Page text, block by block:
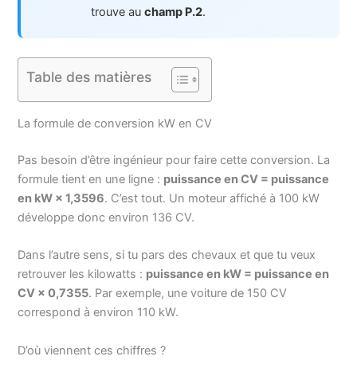
trouve auchamp P.2.
Table des matières
La formule de conversion kW en CV
Pas besoin d’être ingénieur pour faire cette conversion. La
formule tient en une ligne : puissance en CV = puissance
en kW × 1,3596. C’est tout. Un moteur affiché à 100 kW
développe donc environ 136 CV.
Dans l’autre sens, si tu pars des chevaux et que tu veux
retrouver les kilowatts : puissance en kW = puissance en
CV × 0,7355. Par exemple, une voiture de 150 CV
correspond à environ 110 kW.
D’où viennent ces chiffres ?